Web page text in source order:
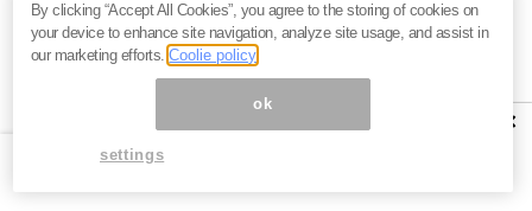
店を調査して実感した脱・現金主義の奔流をお伝えし
ます。（『達人岩田昭男のクレジットカード駆け込み
×
By clicking “Accept All Cookies”, you agree to the storing of cookies on
your device to enhance site navigation, analyze site usage, and assist in
our marketing efforts.Coolie policy
ok
settings